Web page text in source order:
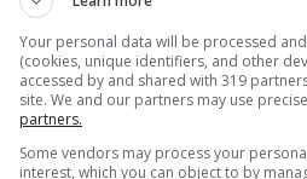
fa nel silenzio, senza
e i numeri lo
Your personal data will be processed
(cookies, unique identifiers, and other
accessed by and shared with 319
site. We and our partners may use
partners.
Some vendors may process your
interest, which you can object to by